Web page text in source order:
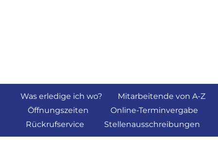
Was erledige ich wo?
Mitarbeitende von A-Z
Öffnungszeiten
Online-Terminvergabe
Rückrufservice
Stellenausschreibungen